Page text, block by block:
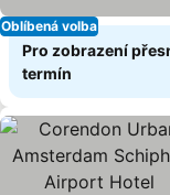
Oblíbená volba
Pro zobrazení
termín